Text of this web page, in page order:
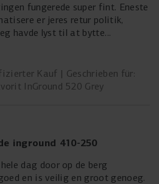
fungerede super fint. Eneste
er jeres retur politik,
havde lyst til at bytte
af den over 80kg tung
ga jeg op. Som privatperson
en overkommelig aftale på
kunderne med en god
min mening. Det kommer til
forhindrings strategi, men jeg
er tilfældet.
Kauf
Geschrieben für:
InGround 520 Grey
inground 410-250
en is veilig en groot genoeg.